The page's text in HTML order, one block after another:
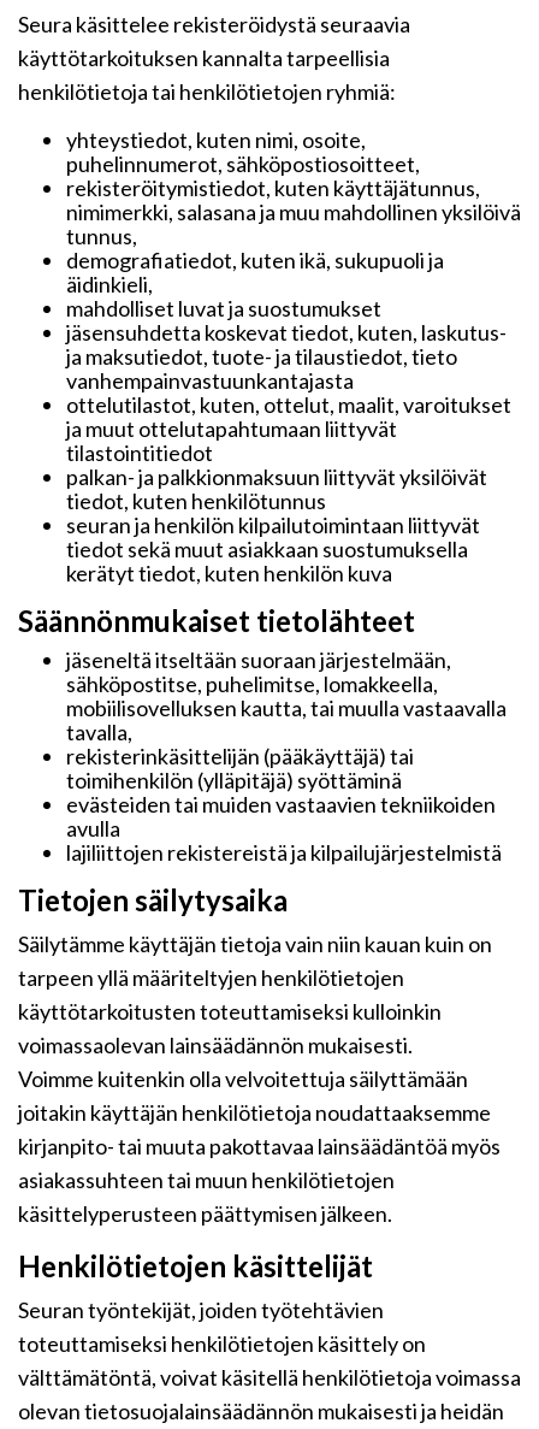
Seura käsittelee rekisteröidystä seuraavia
käyttötarkoituksen kannalta tarpeellisia
henkilötietoja tai henkilötietojen ryhmiä:
yhteystiedot, kuten nimi, osoite,
puhelinnumerot, sähköpostiosoitteet,
rekisteröitymistiedot, kuten käyttäjätunnus,
nimimerkki, salasana ja muu mahdollinen yksilöivä
tunnus,
demografiatiedot, kuten ikä, sukupuoli ja
äidinkieli,
mahdolliset luvat ja suostumukset
jäsensuhdetta koskevat tiedot, kuten, laskutus-
ja maksutiedot, tuote- ja tilaustiedot, tieto
vanhempainvastuunkantajasta
ottelutilastot, kuten, ottelut, maalit, varoitukset
ja muut ottelutapahtumaan liittyvät
tilastointitiedot
palkan- ja palkkionmaksuun liittyvät yksilöivät
tiedot, kuten henkilötunnus
seuran ja henkilön kilpailutoimintaan liittyvät
tiedot sekä muut asiakkaan suostumuksella
kerätyt tiedot, kuten henkilön kuva
Säännönmukaiset tietolähteet
jäseneltä itseltään suoraan järjestelmään,
sähköpostitse, puhelimitse, lomakkeella,
mobiilisovelluksen kautta, tai muulla vastaavalla
tavalla,
rekisterinkäsittelijän (pääkäyttäjä) tai
toimihenkilön (ylläpitäjä) syöttäminä
evästeiden tai muiden vastaavien tekniikoiden
avulla
lajiliittojen rekistereistä ja kilpailujärjestelmistä
Tietojen säilytysaika
Säilytämme käyttäjän tietoja vain niin kauan kuin on
tarpeen yllä määriteltyjen henkilötietojen
käyttötarkoitusten toteuttamiseksi kulloinkin
voimassaolevan lainsäädännön mukaisesti.
Voimme kuitenkin olla velvoitettuja säilyttämään
joitakin käyttäjän henkilötietoja noudattaaksemme
kirjanpito- tai muuta pakottavaa lainsäädäntöä myös
asiakassuhteen tai muun henkilötietojen
käsittelyperusteen päättymisen jälkeen.
Henkilötietojen käsittelijät
Seuran työntekijät, joiden työtehtävien
toteuttamiseksi henkilötietojen käsittely on
välttämätöntä, voivat käsitellä henkilötietoja voimassa
olevan tietosuojalainsäädännön mukaisesti ja heidän